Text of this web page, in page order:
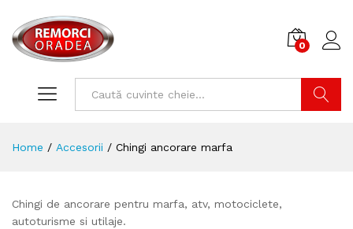
0
Home / Accesorii / Chingi ancorare marfa
Chingi de ancorare pentru marfa, atv, motociclete,
autoturisme si utilaje.